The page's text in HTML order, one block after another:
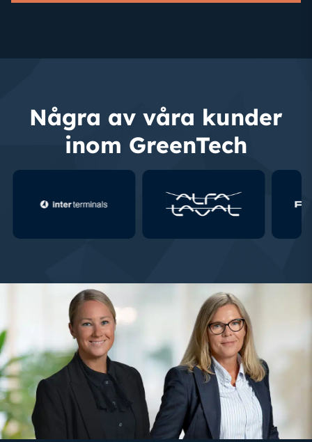
Några av våra kunder
inom GreenTech